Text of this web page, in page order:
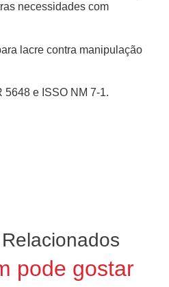
necessidades com
lacre contra manipulação
5648 e ISSO NM 7-1.
pode gostar